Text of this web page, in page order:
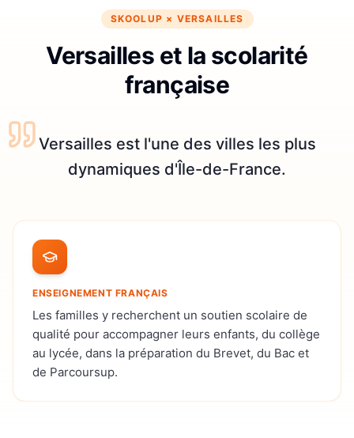
SKOOLUP × VERSAILLES
Versailles et la scolarité
française
Versailles est l'une des villes les plus
dynamiques d'Île-de-France.
ENSEIGNEMENT FRANÇAIS
Les familles y recherchent un soutien scolaire de
qualité pour accompagner leurs enfants, du collège
au lycée, dans la préparation du Brevet, du Bac et
de Parcoursup.